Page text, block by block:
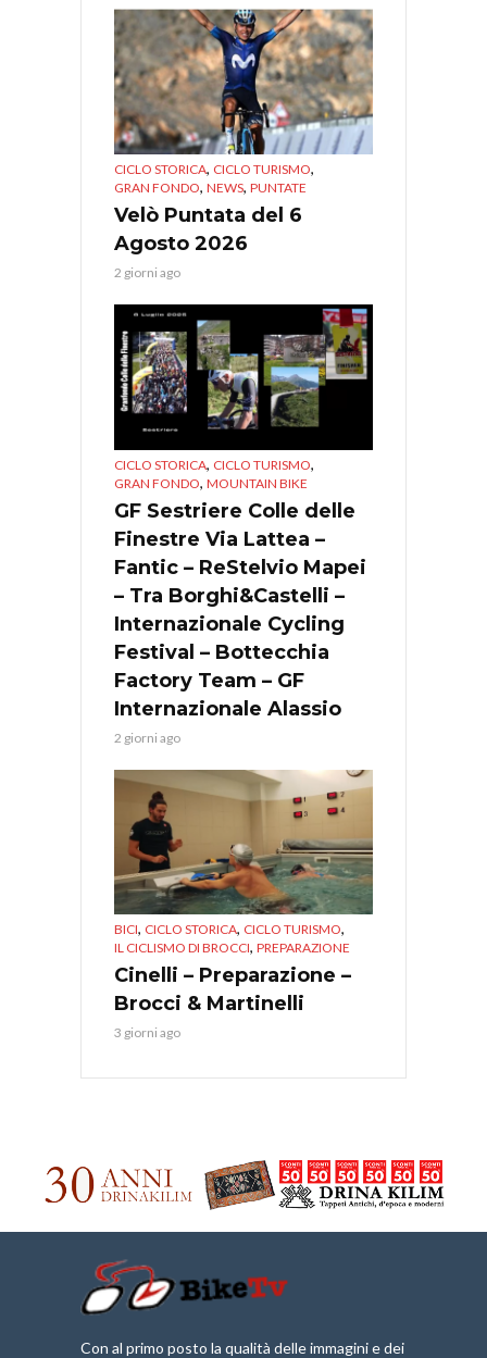
CICLO STORICA, CICLO TURISMO,
GRAN FONDO, NEWS, PUNTATE
Velò Puntata del 6
Agosto 2026
2 giorni ago
CICLO STORICA, CICLO TURISMO,
GRAN FONDO, MOUNTAIN BIKE
GF Sestriere Colle delle
Finestre Via Lattea –
Fantic – ReStelvio Mapei
– Tra Borghi&Castelli –
Internazionale Cycling
Festival – Bottecchia
Factory Team – GF
Internazionale Alassio
2 giorni ago
BICI, CICLO STORICA, CICLO TURISMO,
IL CICLISMO DI BROCCI, PREPARAZIONE
Cinelli – Preparazione –
Brocci & Martinelli
3 giorni ago
Con al primo posto la qualità delle immagini e dei